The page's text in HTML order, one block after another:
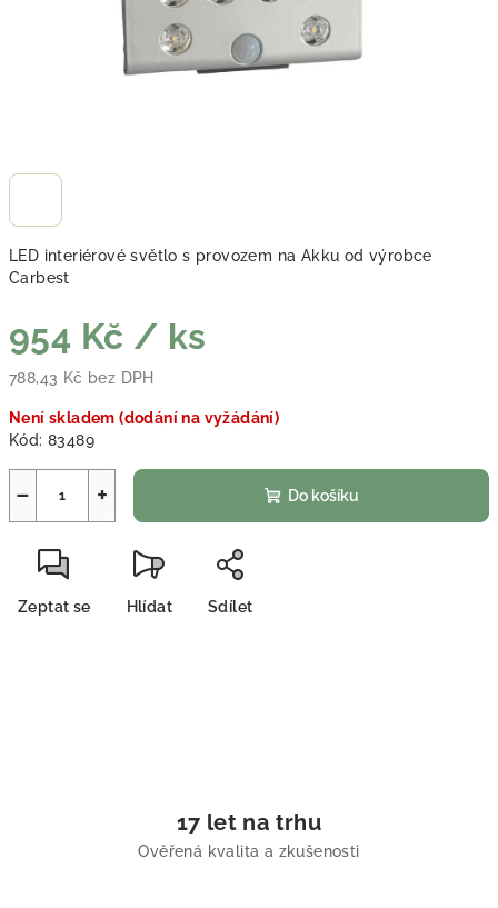
LED interiérové světlo s provozem na Akku od výrobce
Carbest
954 Kč / ks
788,43 Kč bez DPH
Není skladem (dodání na vyžádání)
Kód: 83489
+
− Do košíku
Zeptat se Hlídat Sdílet
17 let na trhu
Ověřená kvalita a zkušenosti